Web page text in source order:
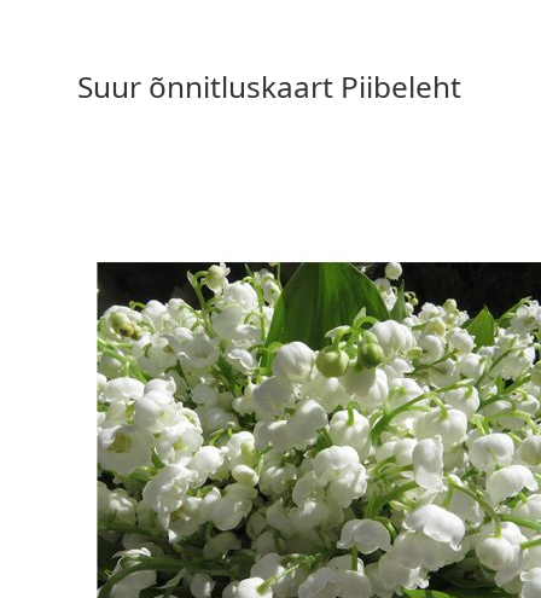
Suur õnnitluskaart Piibeleht